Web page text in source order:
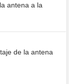
antena a la
de la antena